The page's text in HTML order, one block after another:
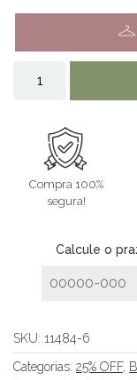
Compra 100%
segura!
Calcule o
SKU: 11484-6
Categorias: 25% OFF,